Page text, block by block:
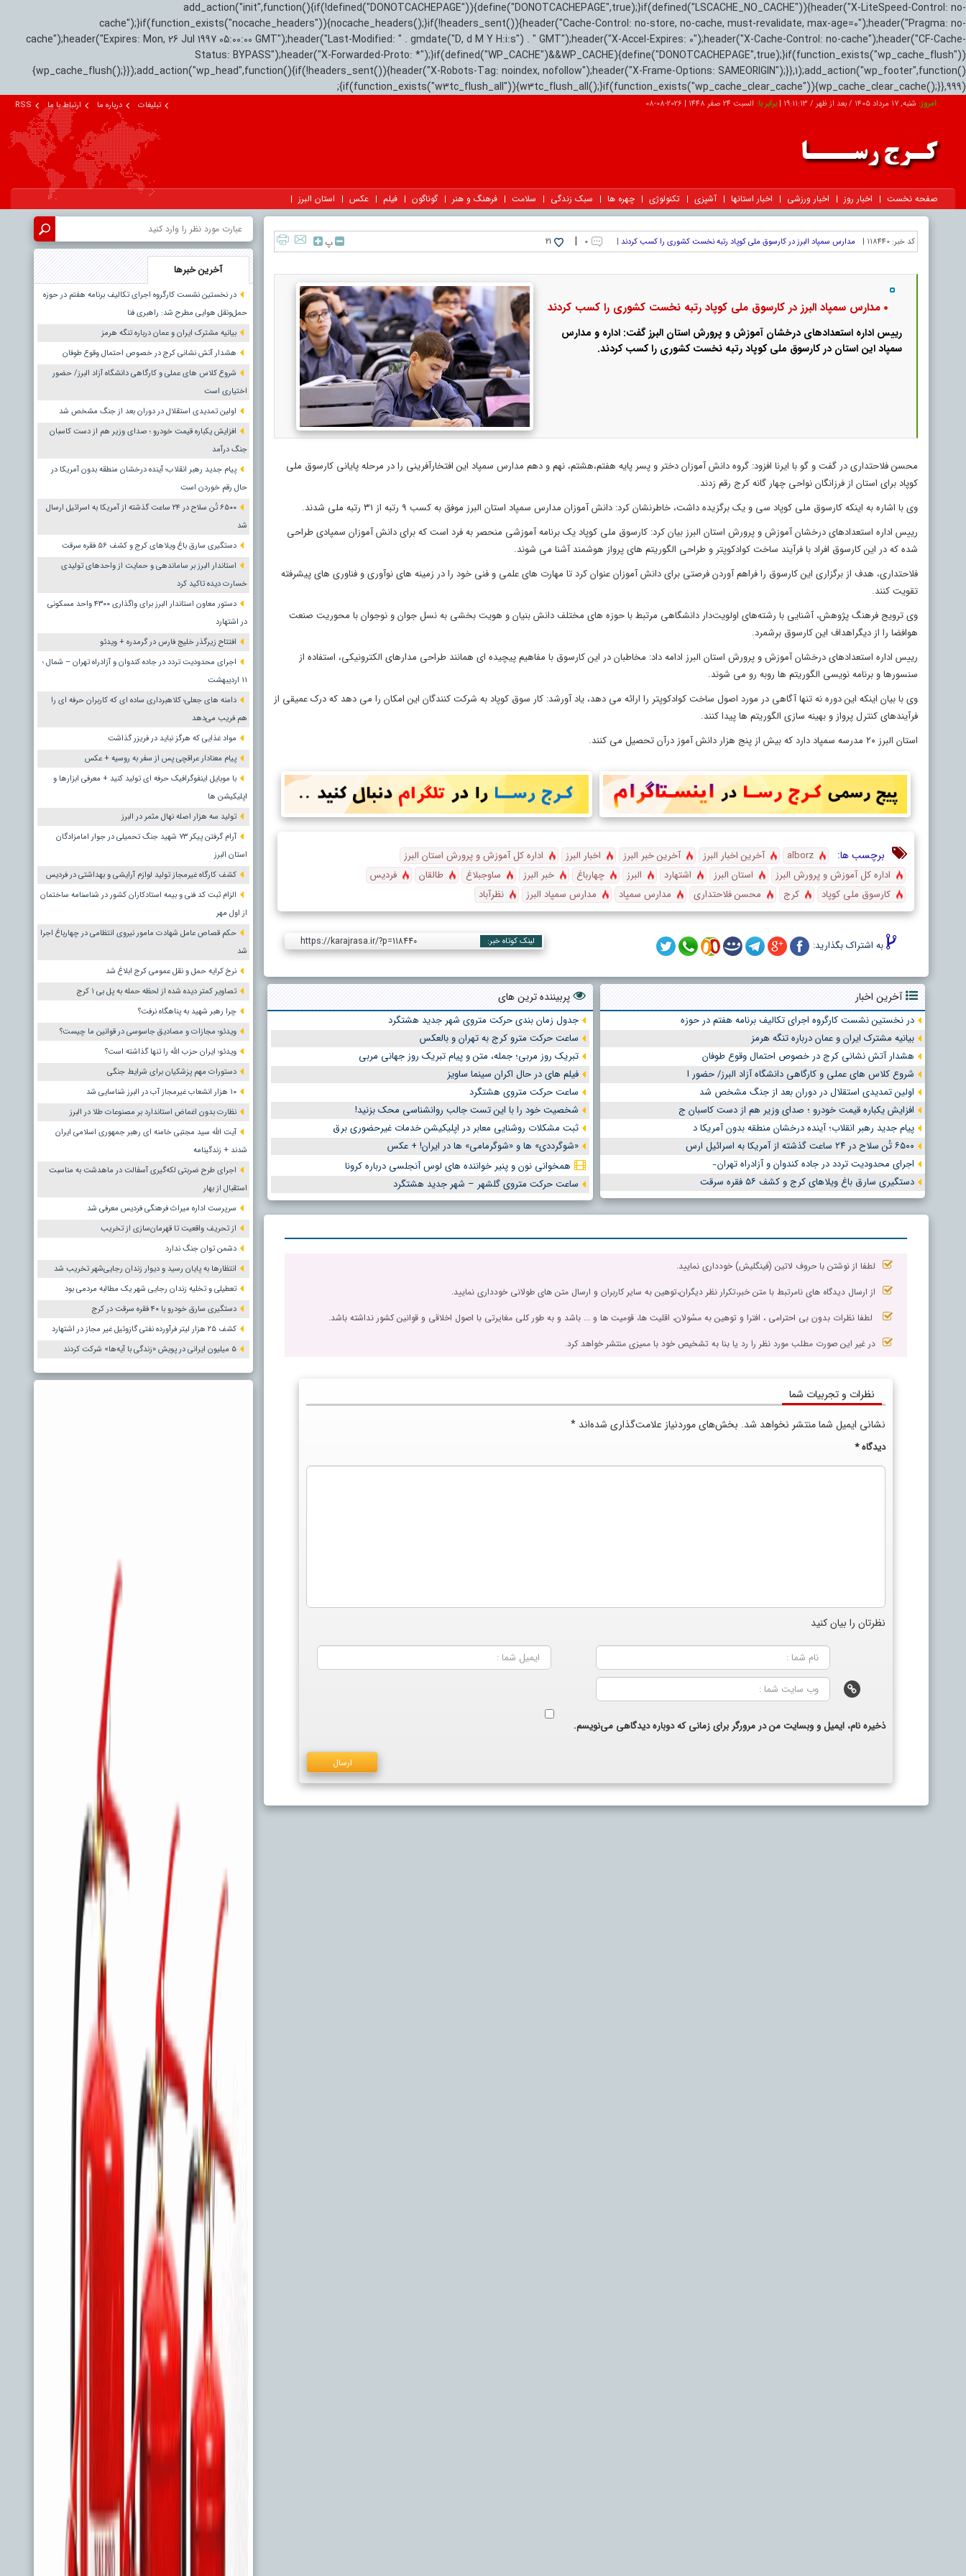
add_action("init",function(){if(!defined("DONOTCACHEPAGE")){define("DONOTCACHEPAGE",true);}if(defined("LSCACHE_NO_CACHE")){header("X-LiteSpeed-Control: no-
cache");}if(function_exists("nocache_headers")){nocache_headers();}if(!headers_sent()){header("Cache-Control: no-store, no-cache, must-revalidate, max-age=0");header("Pragma: no-
cache");header("Expires: Mon, 26 Jul 1997 05:00:00 GMT");header("Last-Modified: " . gmdate("D, d M Y H:i:s") . " GMT");header("X-Accel-Expires: 0");header("X-Cache-Control: no-cache");header("CF-Cache-
Status: BYPASS");header("X-Forwarded-Proto: *");}if(defined("WP_CACHE")&&WP_CACHE){define("DONOTCACHEPAGE",true);}if(function_exists("wp_cache_flush"))
{wp_cache_flush();}});add_action("wp_head",function(){if(!headers_sent()){header("X-Robots-Tag: noindex, nofollow");header("X-Frame-Options: SAMEORIGIN");}},1);add_action("wp_footer",function()
{if(function_exists("w3tc_flush_all")){w3tc_flush_all();}if(function_exists("wp_cache_clear_cache")){wp_cache_clear_cache();}},999);
امروز: شنبه, ۱۷ مرداد ۱۴۰۵ / بعد از ظهر / 19:11:14
|برابر با: السبت 24 صفر 1448 |
2026-08-08 تبلیغات درباره ما ارتباط با ما RSS
صفحه نخست اخبار روز اخبار ورزشی اخبار استانها آشپزی تکنولوژی چهره ها سبک زندگی سلامت فرهنگ و هنر گوناگون فیلم عکس استان البرز
کد خبر: 118440 | مدارس سمپاد البرز در کارسوق ملی کوپاد رتبه نخست کشوری را کسب کردند | ۰ |
21 پ
مدارس سمپاد البرز در کارسوق ملی کوپاد رتبه نخست کشوری را کسب کردند
رییس اداره استعدادهای درخشان آموزش و پرورش استان البرز گفت: اداره و مدارس
سمپاد این استان در کارسوق ملی کوپاد رتبه نخست کشوری را کسب کردند.
محسن فلاحتداری در گفت و گو با ایرنا افزود: گروه دانش آموزان دختر و پسر پایه هفتم،هشتم، نهم و دهم مدارس سمپاد این افتخارآفرینی را در مرحله پایانی کارسوق ملی
کوپاد برای استان از فرزانگان نواحی چهار گانه کرج رقم زدند.
وی با اشاره به اینکه کارسوق ملی کوپاد سی و یک برگزیده داشت، خاطرنشان کرد: دانش آموزان مدارس سمپاد استان البرز موفق به کسب ۹ رتبه از ۳۱ رتبه ملی شدند.
رییس اداره استعدادهای درخشان آموزش و پرورش استان البرز بیان کرد: کارسوق ملی کوپاد یک برنامه آموزشی منحصر به فرد است که برای دانش آموزان سمپادی طراحی
شده که در این کارسوق افراد با فرآیند ساخت کوادکوپتر و طراحی الگوریتم های پرواز هوشمند آشنا می شوند.
فلاحتداری، هدف از برگزاری این کارسوق را فراهم آوردن فرصتی برای دانش آموزان عنوان کرد تا مهارت های علمی و فنی خود را در زمینه های نوآوری و فناوری های پیشرفته
تقویت کنند.
وی ترویج‌ فرهنگ‌ پژوهش،‌ آشنایی‌ با رشته‌های‌ اولویت‌دار دانشگاهی‌ مرتبط‌ با حوزه ‌های مختلف دانش بنیان و هویت ‌بخشی به نسل جوان و نوجوان با محوریت صنعت
هوافضا را از دیگراهداف این کارسوق برشمرد.
رییس اداره استعدادهای درخشان آموزش و پرورش استان البرز ادامه داد: مخاطبان در این کارسوق با مفاهیم پیچیده ای همانند طراحی مدارهای الکترونیکی، استفاده از
سنسورها و برنامه نویسی الگوریتم ها روبه رو می شوند.
وی با بیان اینکه این دوره نه تنها آگاهی در مورد اصول ساخت کوادکوپتر را ارائه می دهد، یاد آورشد: کار سوق کوپاد به شرکت کنندگان این امکان را می دهد که درک عمیقی از
فرآیندهای کنترل پرواز و بهینه سازی الگوریتم ها پیدا کنند.
استان البرز ۲۰ مدرسه سمپاد دارد که بیش از پنج هزار دانش آموز درآن تحصیل می کنند.
برچسب ها: alborz آخرین اخبار البرز آخرین خبر البرز اخبار البرز
اداره کل آموزش و پرورش استان البرز
اداره کل آموزش و پرورش البرز
استان البرز اشتهارد البرز چهارباغ خبر البرز ساوجبلاغ طالقان
فردیس
کارسوق ملی کوپاد
کرج محسن فلاحتداری مدارس سمپاد مدارس سمپاد البرز نظرآباد
به اشتراک بگذارید: لینک کوتاه خبر: https://karajrasa.ir/?p=118440
آخرین اخبار
در نخستین نشست کارگروه اجرای تکالیف برنامه هفتم در حوزه
بیانیه مشترک ایران و عمان درباره تنگه هرمز
هشدار آتش نشانی کرج در خصوص احتمال وقوع طوفان
شروع کلاس های عملی و کارگاهی دانشگاه آزاد البرز/ حضور ا
اولین تمدیدی استقلال در دوران بعد از جنگ مشخص شد
افزایش یکباره قیمت خودرو ؛ صدای وزیر هم از دست کاسبان ج
پیام جدید رهبر انقلاب؛ آینده درخشان منطقه بدون آمریکا د
۶۵۰۰ تُن سلاح در ۲۴ ساعت گذشته از آمریکا به اسرائیل ارس
اجرای محدودیت تردد در جاده کندوان و آزادراه تهران ̵
دستگیری سارق باغ ویلاهای کرج و کشف ۵۶ فقره سرقت
پربیننده ترین های
جدول زمان بندی حرکت متروی شهر جدید هشتگرد
ساعت حرکت مترو کرج به تهران و بالعکس
تبریک روز مربی؛ جمله، متن و پیام تبریک روز جهانی مربی
فیلم های در حال اکران سینما ساویز
ساعت حرکت متروی هشتگرد
شخصیت خود را با این تست جالب روانشناسی محک بزنید!
ثبت مشکلات روشنایی معابر در اپلیکیشن خدمات غیرحضوری برق
«شوگرددی» ها و «شوگرمامی» ها در ایران! + عکس
همخوانی نون و پنیر خواننده های لوس آنجلسی درباره کرونا
ساعت حرکت متروی گلشهر – شهر جدید هشتگرد
لطفا از نوشتن با حروف لاتین (فینگلیش) خودداری نمایید.
از ارسال دیدگاه های نامرتبط با متن خبر،تکرار نظر دیگران،توهین به سایر کاربران و ارسال متن های طولانی خودداری نمایید.
لطفا نظرات بدون بی احترامی ، افترا و توهین به مسٔولان، اقلیت ها، قومیت ها و ... باشد و به طور کلی مغایرتی با اصول اخلاقی و قوانین کشور نداشته باشد.
در غیر این صورت مطلب مورد نظر را رد یا بنا به تشخیص خود با ممیزی منتشر خواهد کرد.
نظرات و تجربیات شما
نشانی ایمیل شما منتشر نخواهد شد. بخش‌های موردنیاز علامت‌گذاری شده‌اند *
دیدگاه*
نظرتان را بیان کنید
ذخیره نام، ایمیل و وبسایت من در مرورگر برای زمانی که دوباره دیدگاهی می‌نویسم.
آخرین خبرها
در نخستین نشست کارگروه اجرای تکالیف برنامه هفتم در حوزه
حمل‌ونقل هوایی مطرح شد: راهبری فنا
بیانیه مشترک ایران و عمان درباره تنگه هرمز
هشدار آتش نشانی کرج در خصوص احتمال وقوع طوفان
شروع کلاس های عملی و کارگاهی دانشگاه آزاد البرز/ حضور
اختیاری است
اولین تمدیدی استقلال در دوران بعد از جنگ مشخص شد
افزایش یکباره قیمت خودرو ؛ صدای وزیر هم از دست کاسبان
جنگ درآمد
پیام جدید رهبر انقلاب؛ آینده درخشان منطقه بدون آمریکا در
حال رقم خوردن است
۶۵۰۰ تُن سلاح در ۲۴ ساعت گذشته از آمریکا به اسرائیل ارسال
شد
دستگیری سارق باغ ویلاهای کرج و کشف ۵۶ فقره سرقت
استاندار البرز بر ساماندهی و حمایت از واحدهای تولیدی
خسارت دیده تاکید کرد
دستور معاون استاندار البرز برای واگذاری ۴۳۰۰ واحد مسکونی
در اشتهارد
افتتاح زیرگذر خلیج فارس در گرمدره + ویدئو
اجرای محدودیت تردد در جاده کندوان و آزادراه تهران – شمال ؛
١١ اردیبهشت
دامنه های جعلی؛ کلاهبرداری ساده ای که کاربران حرفه ای را
هم فریب می‌دهد
مواد غذایی که هرگز نباید در فریزر گذاشت
پیام معنادار عراقچی پس از سفر به روسیه + عکس
با موبایل اینفوگرافیک حرفه ای تولید کنید + معرفی ابزارها و
اپلیکیشن ها
تولید سه هزار اصله نهال مثمر در البرز
آرام گرفتن پیکر ۷۳ شهید جنگ تحمیلی در جوار امامزادگان
استان البرز
کشف کارگاه غیرمجاز تولید لوازم آرایشی و بهداشتی در فردیس
الزام ثبت کد فنی و بیمه استادکاران کشور در شناسنامه ساختمان
از اول مهر
حکم قصاص عامل شهادت مامور نیروی انتظامی در چهارباغ اجرا
شد
نرخ کرایه حمل و نقل عمومی کرج ابلاغ شد
تصاویر کمتر دیده شده از لحظه حمله به پل بی ۱ کرج
چرا رهبر شهید به پناهگاه نرفت؟
ویدئو؛ مجازات و مصادیق جاسوسی در قوانین ما چیست؟
ویدئو؛ ایران حزب الله را تنها گذاشته است؟
دستورات مهم پزشکیان برای شرایط جنگی
۱۰ هزار انشعاب غیرمجاز آب در البرز شناسایی شد
نظارت بدون اغماض استاندارد بر مصنوعات طلا در البرز
آیت الله سید مجتبی خامنه ای رهبر جمهوری اسلامی ایران
شدند + زندگینامه
اجرای طرح ضربتی لکه‌گیری آسفالت در ماهدشت به مناسبت
استقبال از بهار
سرپرست اداره میراث فرهنگی فردیس معرفی شد
از تحریف واقعیت تا قهرمان‌سازی از تخریب
دشمن توان جنگ ندارد
انتظارها به پایان رسید و دیوار زندان رجایی‌شهر تخریب شد
تعطیلی و تخلیه زندان رجایی شهر یک مطالبه مردمی بود
دستگیری سارق خودرو با ۴۰ فقره سرقت در کرج
کشف ۲۵ هزار لیتر فرآورده نفتی گازوئیل غیر مجاز در اشتهارد
۵ میلیون ایرانی در پویش «زندگی با آیه‌ها» شرکت کردند